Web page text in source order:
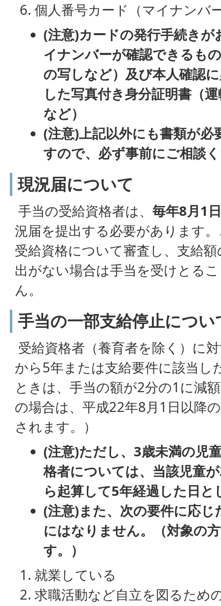
個人番号カード（マイナンバ
(注意)カードの発行手続き
イナンバーが確認できるも
の写しなど）及び本人確認
した写真付き身分証明書（
など）
(注意)上記以外にも書類が
すので、必ず事前にご相談
現況届について
手当の受給資格者は、 毎年8月1
況届を提出する必要があります
受給資格について審査し、支給
出がない場合は手当を受けとる
ん。
手当の一部支給停止につい
受給資格者（養育者を除く）に
から5年または支給要件に該当し
ときは、手当の額が2分の1に減
の場合は、平成22年8月1日以降
されます。）
(注意)ただし、3歳未満の児
格者については、当該児童
ら起算して5年経過した日と
(注意)また、次の要件に応
にはなりません。（対象の
す。）
就業している
求職活動など自立を図るため